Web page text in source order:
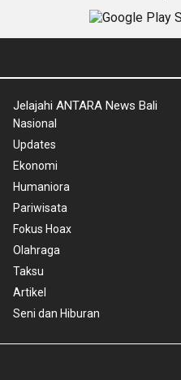
Jelajahi ANTARA News Bali
Nasional
Updates
Ekonomi
Humaniora
Pariwisata
Fokus Hoax
Olahraga
Taksu
Artikel
Seni dan Hiburan